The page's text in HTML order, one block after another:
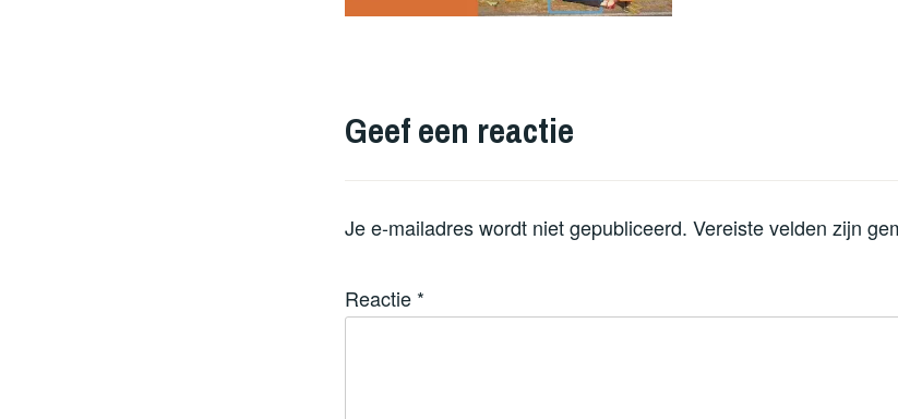
Geef een reactie
Je e-mailadres wordt niet gepubliceerd. Vereiste velden zijn
Reactie *